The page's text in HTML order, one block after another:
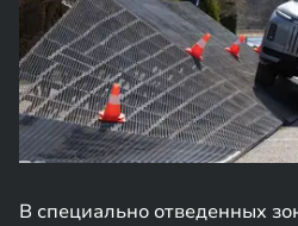
В специально отведенных